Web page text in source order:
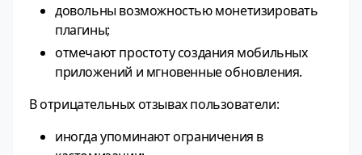
довольны возможностью монетизировать
плагины;
отмечают простоту создания мобильных
приложений и мгновенные обновления.
В отрицательных отзывах пользователи:
иногда упоминают ограничения в